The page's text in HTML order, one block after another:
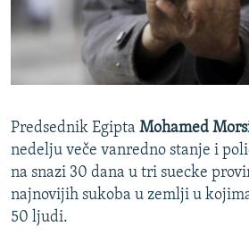
SPECIJALI RSE
VIŠE OD NASLOVA
GENOCID U SREBRENICI
TV LIBERTY
POST SCRIPTUM
MOJA EVROPA
PRATITE NAS
Sve RFE/RL stranice
Predsednik Egipta Mohamed
nedelju veče vanredno stanje i
na snazi 30 dana u tri suecke
najnovijih sukoba u zemlji u
50 ljudi.